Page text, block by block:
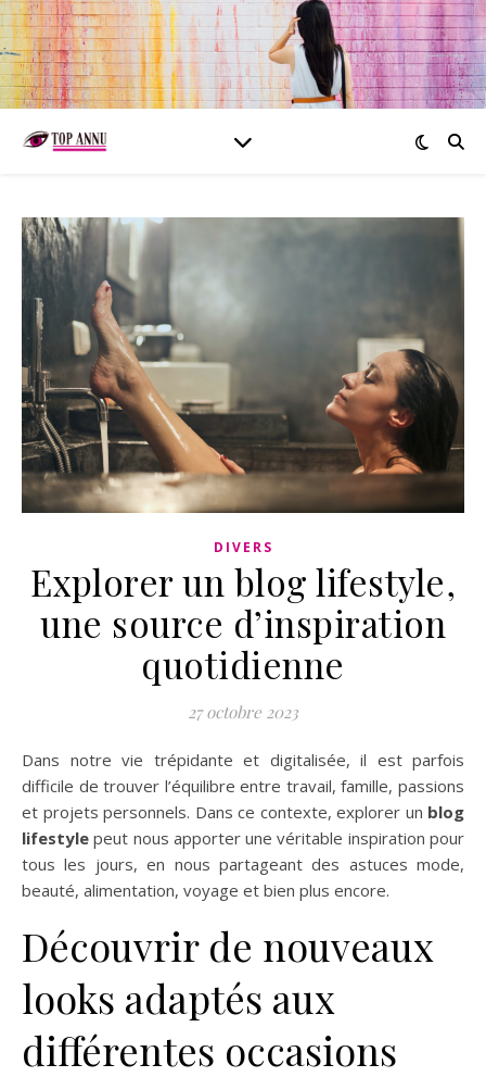
DIVERS
Explorer un blog lifestyle,
une source d’inspiration
quotidienne
27 octobre 2023
Dans notre vie trépidante et digitalisée, il est parfois
difficile de trouver l’équilibre entre travail, famille, passions
et projets personnels. Dans ce contexte, explorer un blog
lifestyle peut nous apporter une véritable inspiration pour
tous les jours, en nous partageant des astuces mode,
beauté, alimentation, voyage et bien plus encore.
Découvrir de nouveaux
looks adaptés aux
différentes occasions